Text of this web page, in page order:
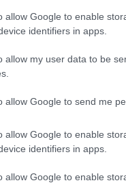
allow Google to enable
identifiers in apps.
allow my user data to be
allow Google to send me
allow Google to enable
identifiers in apps.
allow Google to enable
Luglio 2023, 15:56
torto